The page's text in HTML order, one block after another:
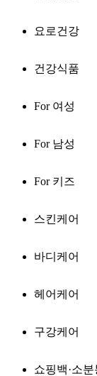
요로건강
건강식품
For 여성
For 남성
For 키즈
스킨케어
바디케어
헤어케어
구강케어
쇼핑백·소분